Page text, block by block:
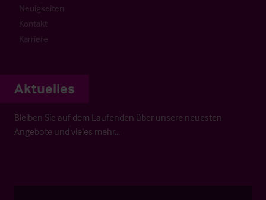
Neuigkeiten
Kontakt
Karriere
Aktuelles
Bleiben Sie auf dem Laufenden über unsere neuesten
Angebote und vieles mehr…